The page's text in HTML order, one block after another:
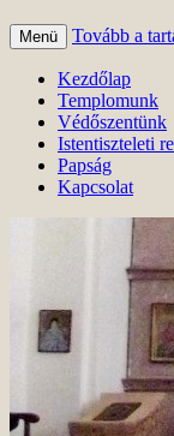
Menü Tovább a
Kezdőlap
Templomunk
Védőszentünk
Istentiszteleti
Papság
Kapcsolat